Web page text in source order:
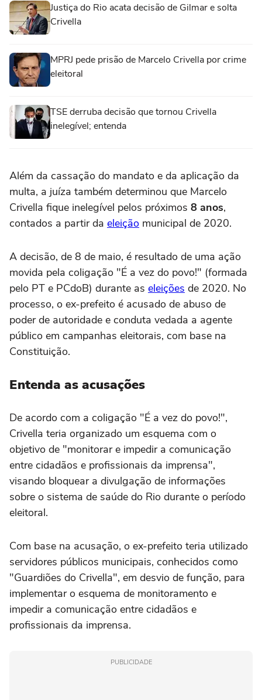
Justiça do Rio acata decisão de Gilmar e solta
Crivella
MPRJ pede prisão de Marcelo Crivella por crime
eleitoral
TSE derruba decisão que tornou Crivella
inelegível; entenda
Além da cassação do mandato e da aplicação da
multa, a juíza também determinou que Marcelo
Crivella fique inelegível pelos próximos 8 anos,
contados a partir da eleição municipal de 2020.
A decisão, de 8 de maio, é resultado de uma ação
movida pela coligação "É a vez do povo!" (formada
pelo PT e PCdoB) durante as eleições de 2020. No
processo, o ex-prefeito é acusado de abuso de
poder de autoridade e conduta vedada a agente
público em campanhas eleitorais, com base na
Constituição.
Entenda as acusações
De acordo com a coligação "É a vez do povo!",
Crivella teria organizado um esquema com o
objetivo de "monitorar e impedir a comunicação
entre cidadãos e profissionais da imprensa",
visando bloquear a divulgação de informações
sobre o sistema de saúde do Rio durante o período
eleitoral.
Com base na acusação, o ex-prefeito teria utilizado
servidores públicos municipais, conhecidos como
"Guardiões do Crivella", em desvio de função, para
implementar o esquema de monitoramento e
impedir a comunicação entre cidadãos e
profissionais da imprensa.
PUBLICIDADE